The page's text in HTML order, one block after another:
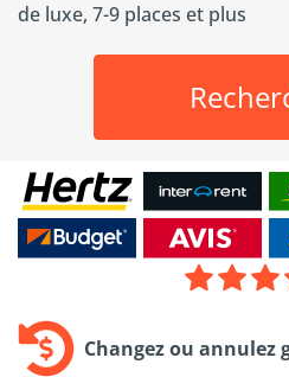
de luxe, 7-9 places et plus
Changez ou